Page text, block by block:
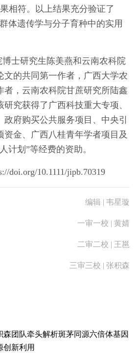
相符。以上结果充分验证了
体遗传学与分子育种中的实用
士研究生陈美燕和云南农科院
文的共同第一作者，广西大学农
者，云南农科院甘蔗研究所陆鑫
究获得了广西科技重大专项、
府购买公共服务项目、中央引
资金、广西八桂青年学者项目及
计划”等经费的资助。
doi.org/10.1111/jipb.70319
编辑 | 韦星璇
一审一校 | 黄婧
二审二校 | 王邕
三审三校 | 张积森
森团队牵头解析斑茅同源六倍体基因
创新利用